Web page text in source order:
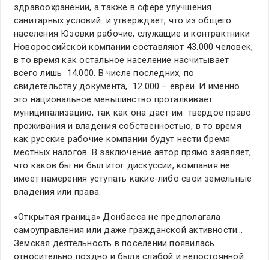
здравоохранении, а также в сфере улучшения
санитарных условий и утверждает, что из общего
населения Юзовки рабочие, служащие и контрактники
Новороссийской компании составляют 43.000 человек,
в то время как остальное население насчитывает
всего лишь 14.000. В числе последних, по
свидетельству документа, 12.000 – евреи. И именно
это национальное меньшинство проталкивает
муниципализацию, так как она даст им твердое право
проживания и владения собственностью, в то время
как русские рабочие компании будут нести бремя
местных налогов. В заключение автор прямо заявляет,
что каков бы ни был итог дискуссии, компания не
имеет намерения уступать какие-либо свои земельные
владения или права.
«Открытая граница» Донбасса не предполагала
самоуправления или даже гражданской активности…
Земская деятельность в поселении появилась
относительно поздно и была слабой и непостоянной.